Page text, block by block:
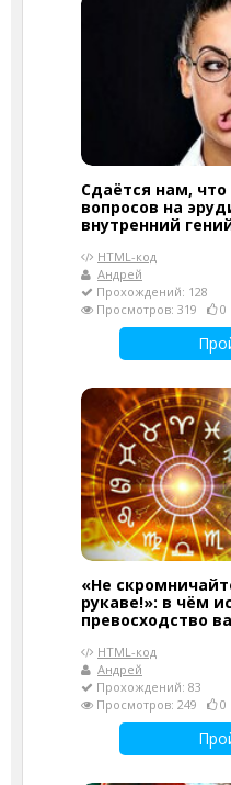
Сдаётся нам,
вопросов на
внутренний
HTML-код
Андрей
Прохождений: 128
Просмотров: 319
0
«Не
рукаве!»: в чём
превосходство
HTML-код
Андрей
Прохождений: 83
Просмотров: 249
0